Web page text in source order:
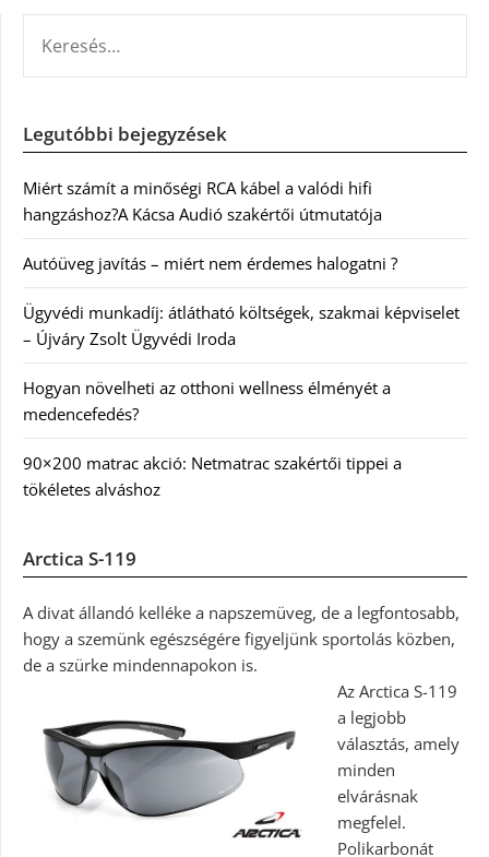
Legutóbbi bejegyzések
Miért számít a minőségi RCA kábel a valódi hifi
hangzáshoz?A Kácsa Audió szakértői útmutatója
Autóüveg javítás – miért nem érdemes halogatni ?
Ügyvédi munkadíj: átlátható költségek, szakmai képviselet
– Újváry Zsolt Ügyvédi Iroda
Hogyan növelheti az otthoni wellness élményét a
medencefedés?
90×200 matrac akció: Netmatrac szakértői tippei a
tökéletes alváshoz
Arctica S-119
A divat állandó kelléke a napszemüveg, de a legfontosabb,
hogy a szemünk egészségére figyeljünk sportolás közben,
de a szürke mindennapokon is.
Az Arctica S-119
a legjobb
választás, amely
minden
elvárásnak
megfelel.
Polikarbonát